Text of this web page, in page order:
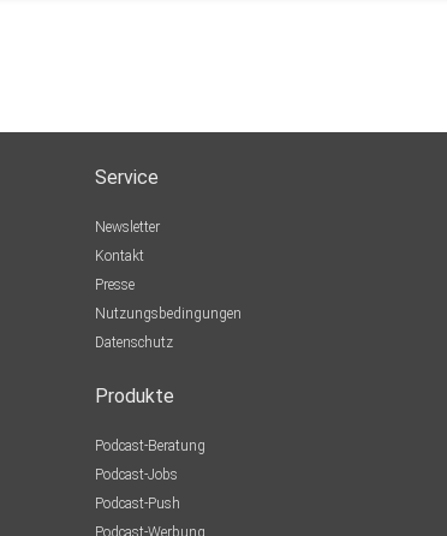
Service
Newsletter
Kontakt
Presse
Nutzungsbedingungen
Datenschutz
Produkte
Podcast-Beratung
Podcast-Jobs
Podcast-Push
Podcast-Werbung